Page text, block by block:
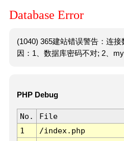
Database Error
(1040) 365建站错误警告：连
因：1、数据库密码不对; 2、
PHP Debug
No. File
1
/index.php